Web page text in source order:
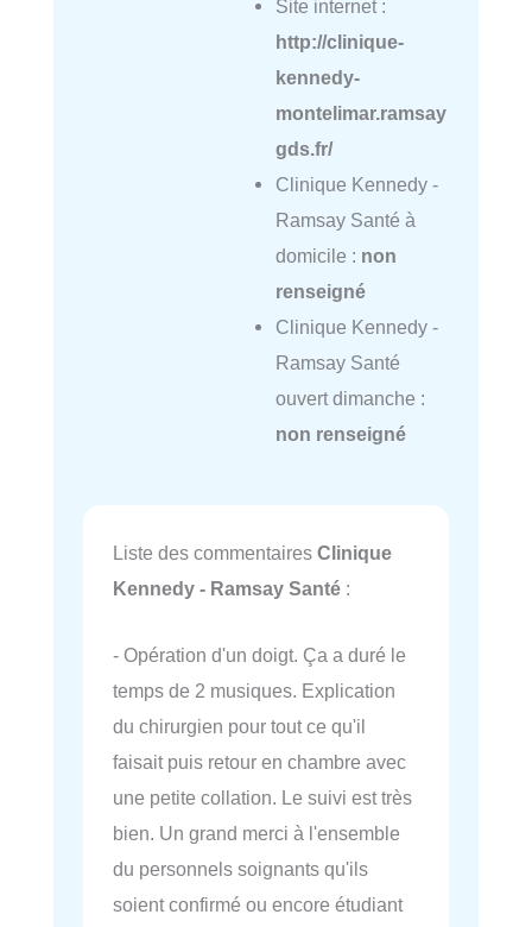
Site internet :
http://clinique-
kennedy-
montelimar.ramsay
gds.fr/
Clinique Kennedy -
Ramsay Santé à
domicile : non
renseigné
Clinique Kennedy -
Ramsay Santé
ouvert dimanche :
non renseigné
Liste des commentaires Clinique
Kennedy - Ramsay Santé :
- Opération d'un doigt. Ça a duré le
temps de 2 musiques. Explication
du chirurgien pour tout ce qu'il
faisait puis retour en chambre avec
une petite collation. Le suivi est très
bien. Un grand merci à l'ensemble
du personnels soignants qu'ils
soient confirmé ou encore étudiant